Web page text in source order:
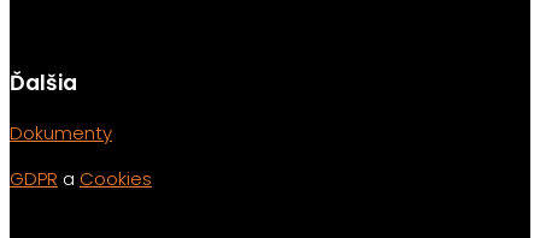
Ďalšia
Dokumenty
GDPR a Cookies